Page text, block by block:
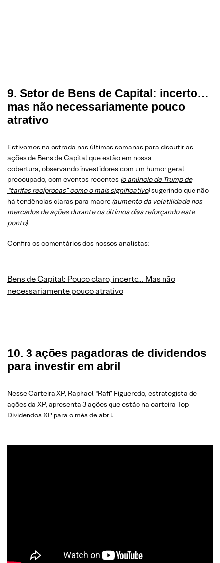
9. Setor de Bens de Capital: incerto…
mas não necessariamente pouco
atrativo
Estivemos na estrada nas últimas semanas para discutir as
ações de Bens de Capital que estão em nossa
cobertura, observando investidores com um humor geral
preocupado, com eventos recentes (o anúncio de Trump de
“tarifas recíprocas” como o mais significativo)sugerindo que não
há tendências claras para macro (aumento da volatilidade nos
mercados de ações durante os últimos dias reforçando este
ponto).
Confira os comentários dos nossos analistas:
Bens de Capital: Pouco claro, incerto… Mas não
necessariamente pouco atrativo
10. 3 ações pagadoras de dividendos
para investir em abril
Nesse Carteira XP, Raphael “Rafi” Figueredo, estrategista de
ações da XP, apresenta 3 ações que estão na carteira Top
Dividendos XP para o mês de abril.